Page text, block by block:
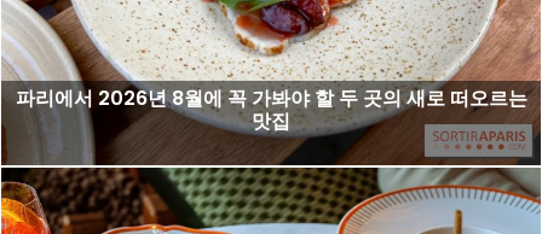
파리에서 2026년 8월에 꼭 가봐야 할 두 곳의 새로 떠오르는
맛집